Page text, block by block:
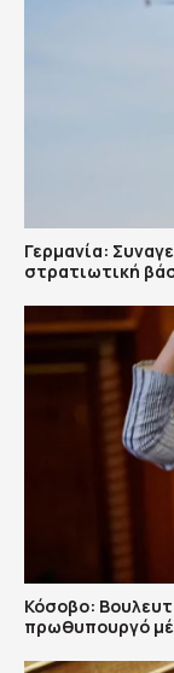
Γερμανία:
στρατιωτική
Κόσοβο:
πρωθυπουργό